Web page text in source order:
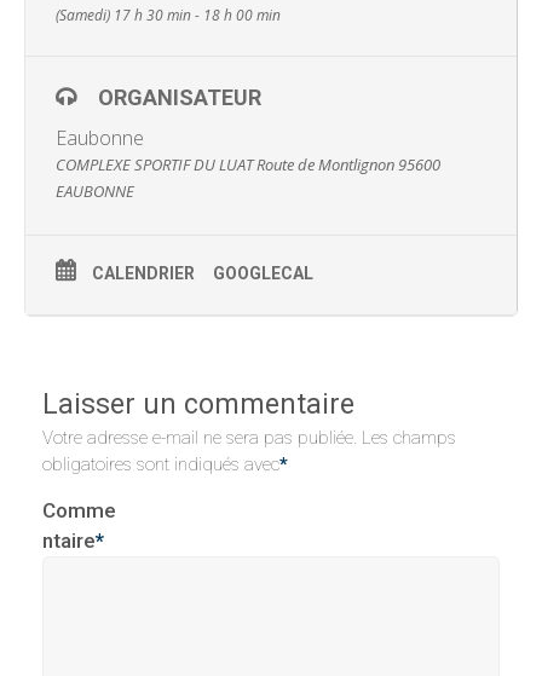
(Samedi) 17 h 30 min - 18 h 00 min
ORGANISATEUR
Eaubonne
COMPLEXE SPORTIF DU LUAT Route de Montlignon 95600
EAUBONNE
CALENDRIER GOOGLECAL
Laisser un commentaire
Votre adresse e-mail ne sera pas publiée. Les champs
obligatoires sont indiqués avec*
Comme
ntaire*